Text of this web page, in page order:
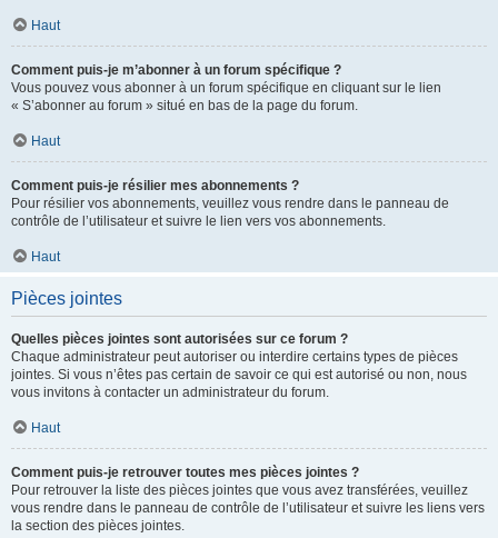
Haut
Comment puis-je m’abonner à un forum spécifique ?
Vous pouvez vous abonner à un forum spécifique en cliquant sur le lien
« S’abonner au forum » situé en bas de la page du forum.
Haut
Comment puis-je résilier mes abonnements ?
Pour résilier vos abonnements, veuillez vous rendre dans le panneau de
contrôle de l’utilisateur et suivre le lien vers vos abonnements.
Haut
Pièces jointes
Quelles pièces jointes sont autorisées sur ce forum ?
Chaque administrateur peut autoriser ou interdire certains types de pièces
jointes. Si vous n’êtes pas certain de savoir ce qui est autorisé ou non, nous
vous invitons à contacter un administrateur du forum.
Haut
Comment puis-je retrouver toutes mes pièces jointes ?
Pour retrouver la liste des pièces jointes que vous avez transférées, veuillez
vous rendre dans le panneau de contrôle de l’utilisateur et suivre les liens vers
la section des pièces jointes.